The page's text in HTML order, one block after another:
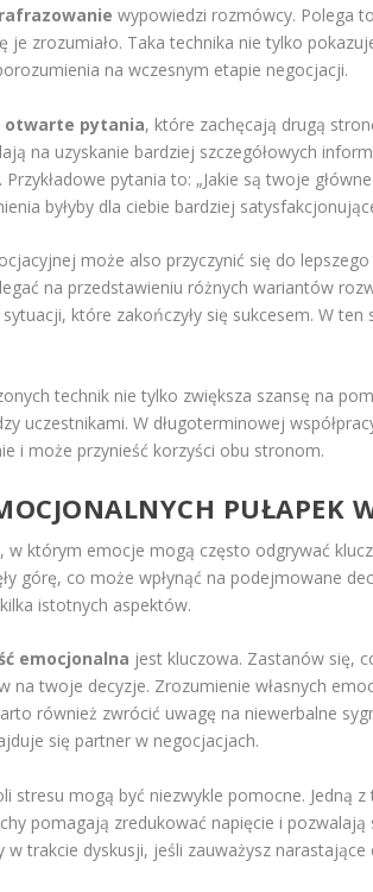
wypowiedzi rozmówcy. Polega
je zrozumiało. Taka technika nie tylko
na wczesnym etapie negocjacji.
otwarte pytania, które zachęcają drugą
na uzyskanie bardziej szczegółowych
pytania to: „Jakie są twoje
byłyby dla ciebie bardziej
może also przyczynić się do
na przedstawieniu różnych wariantów
które zakończyły się sukcesem. W
technik nie tylko zwiększa szansę na
uczestnikami. W długoterminowej
i może przynieść korzyści obu stronom.
PUŁAPEK
w którym emocje mogą często odgrywać
górę, co może wpłynąć na podejmowane
istotnych aspektów.
emocjonalna jest kluczowa. Zastanów się,
na twoje decyzje. Zrozumienie własnych
również zwrócić uwagę na niewerbalne
się partner w negocjacjach.
stresu mogą być niezwykle pomocne. Jedną
pomagają zredukować napięcie i
w trakcie dyskusji, jeśli zauważysz